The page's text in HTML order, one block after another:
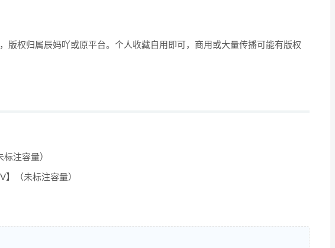
版权归属辰妈吖或原平台。个人收藏自用即可，商用或大量传播可能有版权
注容量）
（未标注容量）